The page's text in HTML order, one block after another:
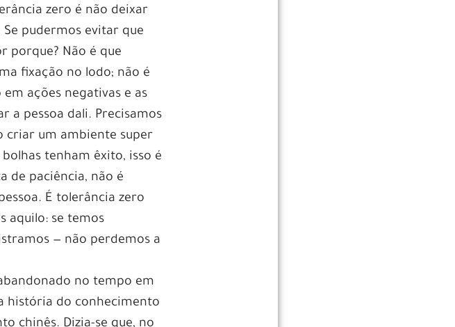
zero é não deixar
pudermos evitar que
porque? Não é que
fixação no lodo; não é
ações negativas e as
a pessoa dali. Precisamos
criar um ambiente super
tenham êxito, isso é
de paciência, não é
É tolerância zero
aquilo: se temos
— não perdemos a
no tempo em
história do conhecimento
chinês. Dizia-se que, no